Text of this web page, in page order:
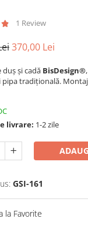
1 Review
370,00 Lei
duș și cadă BisDesign®
pipa tradițională.
livrare: 1-2 zile
GSI-161
la Favorite